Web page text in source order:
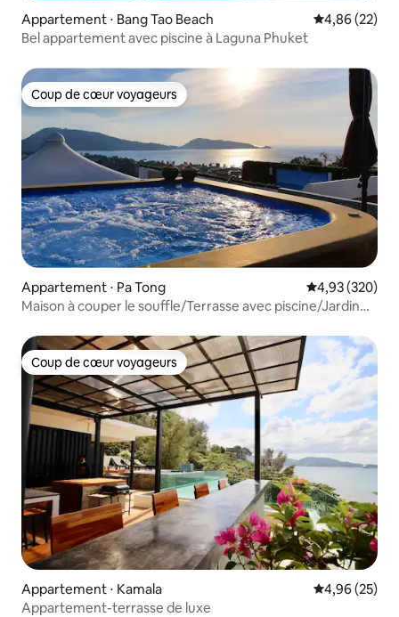
Appartement ⋅ Bang Tao Beach Évaluation
4,86 (22)
Bel appartement avec piscine à Laguna Phuket
Coup de cœur voyageurs
Coup de cœur voyageurs
Appartement ⋅ Pa Tong Évaluation
4,93 (320)
Maison à couper le souffle/Terrasse avec piscine/Jardin
Coup de cœur voyageurs
Coup de cœur voyageurs
Appartement ⋅ Kamala Évaluation
4,96 (25)
Appartement-terrasse de luxe